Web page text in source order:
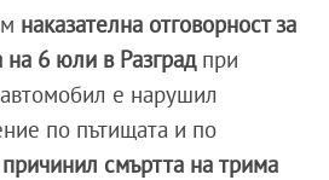
наказателна отговорност за
на 6 юли в Разград при
е нарушил
по пътищата и по
причинил смъртта на трима